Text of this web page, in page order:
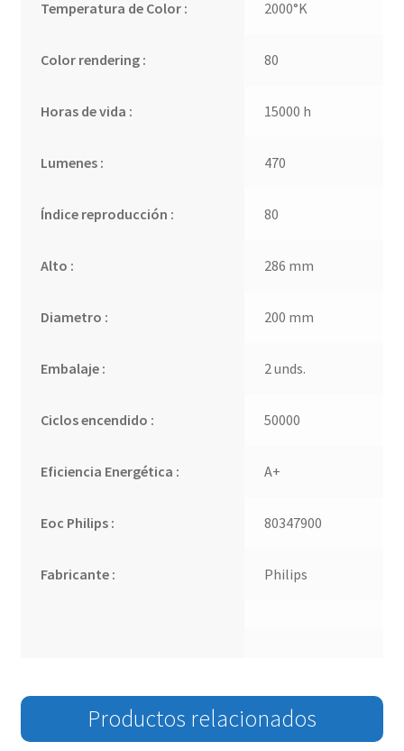
Temperatura de Color : 2000°K
Color rendering : 80
Horas de vida : 15000 h
Lumenes : 470
Índice reproducción : 80
Alto : 286 mm
Diametro : 200 mm
Embalaje : 2 unds.
Ciclos encendido : 50000
Eficiencia Energética : A+
Eoc Philips : 80347900
Fabricante : Philips
Productos relacionados